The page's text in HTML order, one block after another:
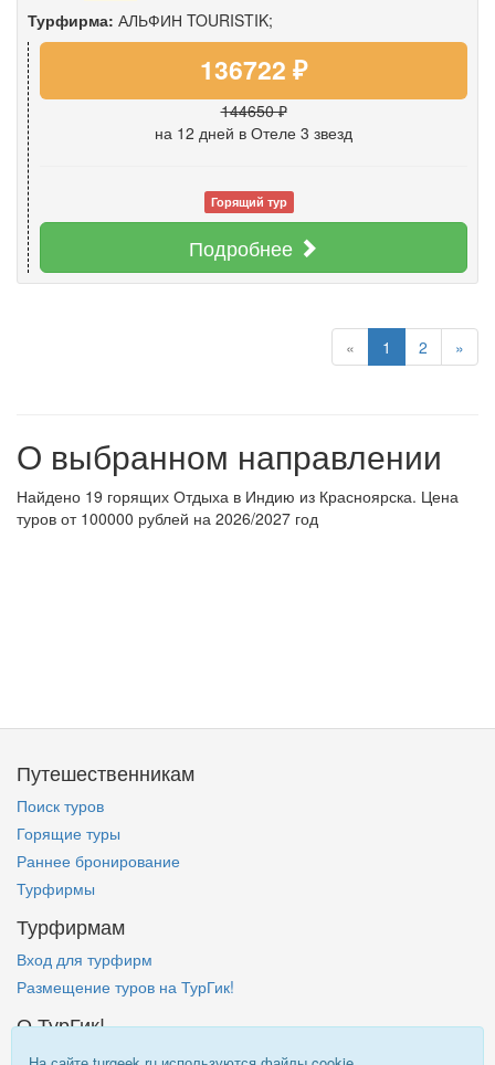
Турфирма: АЛЬФИН TOURISTIK;
136722 ₽
144650 ₽
на 12 дней в Отеле 3 звезд
Горящий тур
Подробнее
« 1 2 »
О выбранном направлении
Найдено 19 горящих Отдыха в Индию из Красноярска. Цена
туров от 100000 рублей на 2026/2027 год
Путешественникам
Поиск туров
Горящие туры
Раннее бронирование
Турфирмы
Турфирмам
Вход для турфирм
Размещение туров на ТурГик!
О ТурГик!
Кто такой ТурГик?